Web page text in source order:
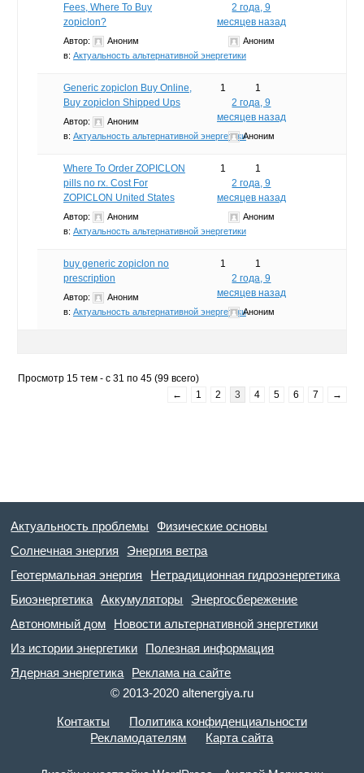
Fees, Where To Buy
zopiclon?
Автор:
Аноним
в: Актуальность альтернативной энергетики
2 года, 9
месяцев назад
Аноним
Generic zopiclon Buy Online,
Buy zopiclon Shipped Ups
Автор:
Аноним
в: Актуальность альтернативной энергетики
1
1
2 года, 9
месяцев назад
Аноним
Where To Order ZOPICLON
pills no rx. Cost For
ZOPICLON United States
Автор:
Аноним
в: Актуальность альтернативной энергетики
1
1
2 года, 9
месяцев назад
Аноним
buy generic zopiclon no
prescription
Автор:
Аноним
в: Актуальность альтернативной энергетики
1
1
2 года, 9
месяцев назад
Аноним
Просмотр 15 тем - с 31 по 45 (99 всего)
←
1 2 3 4 5 6 7 →
Актуальность проблемы
Физические основы
Солнечная энергия
Энергия ветра
Геотермальная энергия
Нетрадиционная гидроэнергетика
Биоэнергетика
Аккумуляторы
Энергосбережение
Автономный дом
Новости альтернативной энергетики
Из истории энергетики
Полезная информация
Ядерная энергетика
Реклама на сайте
© 2013-2020 altenergiya.ru
Контакты
Политика конфиденциальности
Рекламодателям
Карта сайта